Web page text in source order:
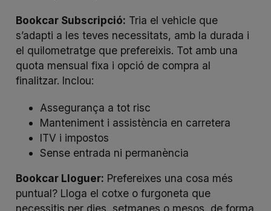
Bookcar Subscripció: Tria el vehicle que
s’adapti a les teves necessitats, amb la durada i
el quilometratge que prefereixis. Tot amb una
quota mensual fixa i opció de compra al
finalitzar. Inclou:
Assegurança a tot risc
Manteniment i assistència en carretera
ITV i impostos
Sense entrada ni permanència
Bookcar Lloguer: Prefereixes una cosa més
puntual? Lloga el cotxe o furgoneta que
necessitis per dies, setmanes o mesos, de forma